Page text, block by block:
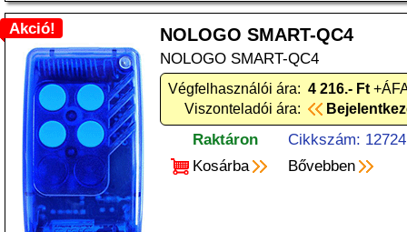
Akció! NOLOGO SMART-QC4
NOLOGO SMART-QC4
Végfelhasználói ára: 4 216.- Ft
Viszonteladói ára:
Raktáron
Cikkszám:
Kosárba
Bővebben